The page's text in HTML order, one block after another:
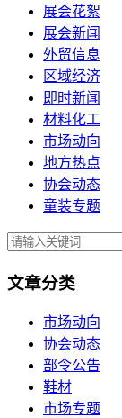
展会花絮
展会新闻
外贸信息
区域经济
即时新闻
材料化工
市场动向
地方热点
协会动态
童装专题
文章分类
市场动向
协会动态
部令公告
鞋材
市场专题